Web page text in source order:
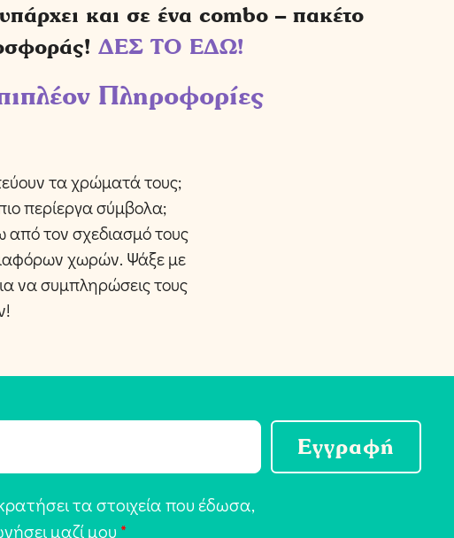
και σε ένα combo – πακέτο
ΔΕΣ ΤΟ ΕΔΩ!
Πληροφορίες
τα χρώματά τους;
περίεργα σύμβολα;
από τον σχεδιασμό τους
χωρών. Ψάξε με
να συμπληρώσεις τους
τα στοιχεία που έδωσα,
μαζί μου *
Εγγραφή